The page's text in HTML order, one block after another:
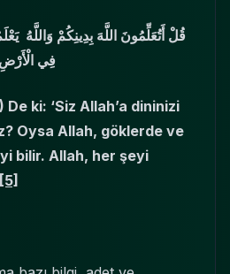
قُلْ أَتُعَلِّمُونَ اللَّهَ بِدِينِكُمْ وَاللَّهُ
ki: ‘Siz Allah’a dininizi
Oysa Allah, göklerde ve
bilir. Allah, her şeyi
[5]